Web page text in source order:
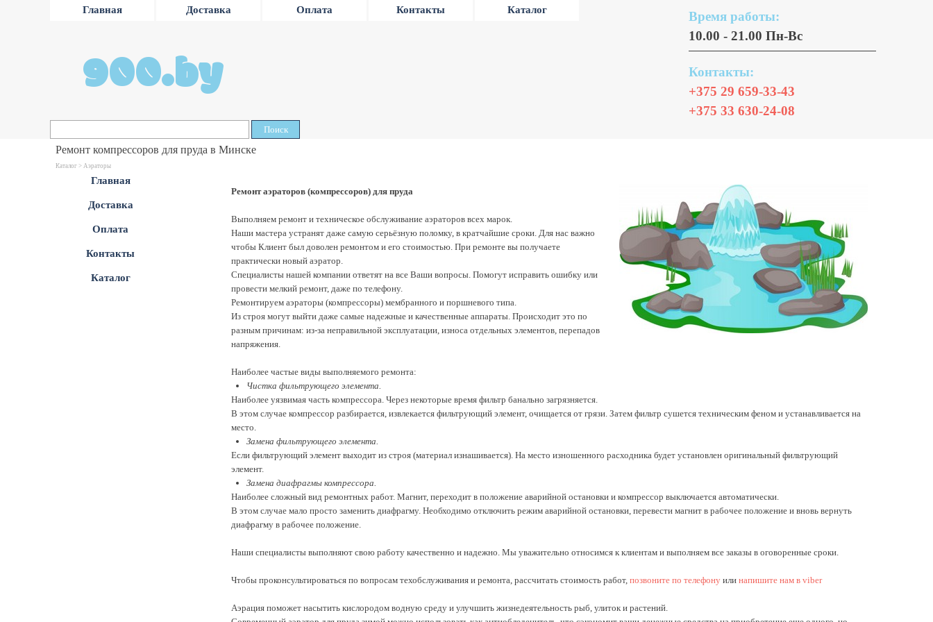
Время работы:
10.00 - 21.00 Пн-Вс
Контакты:
+375 29 659-33-43
+375 33 630-24-08
Главная Доставка Оплата Контакты Каталог
900.by
Поиск
Ремонт компрессоров для пруда в Минске
Каталог >Аэраторы
Ремонт аэраторов (компрессоров) для пруда
Выполняем ремонт и техническое обслуживание аэраторов всех марок.
Наши мастера устранят даже самую серьёзную поломку, в кратчайшие сроки. Для нас важно
чтобы Клиент был доволен ремонтом и его стоимостью. При ремонте вы получаете
практически новый аэратор.
Специалисты нашей компании ответят на все Ваши вопросы. Помогут исправить ошибку или
провести мелкий ремонт, даже по телефону.
Ремонтируем аэраторы (компрессоры) мембранного и поршневого типа.
Из строя могут выйти даже самые надежные и качественные аппараты. Происходит это по
разным причинам: из-за неправильной эксплуатации, износа отдельных элементов, перепадов
напряжения.
Наиболее частые виды выполняемого ремонта:
Чистка фильтрующего элемента.
Наиболее уязвимая часть компрессора. Через некоторые время фильтр банально загрязняется.
В этом случае компрессор разбирается, извлекается фильтрующий элемент, очищается от грязи. Затем фильтр сушется техническим феном и устанавливается на
место.
Замена фильтрующего элемента.
Если фильтрующий элемент выходит из строя (материал изнашивается).На место изношенного расходника будет установлен оригинальный фильтрующий
элемент.
Замена диафрагмы компрессора.
Наиболее сложный вид ремонтных работ. Магнит, переходит в положение аварийной остановки и компрессор выключается автоматически.
В этом случае мало просто заменить диафрагму. Необходимо отключить режим аварийной остановки, перевести магнит в рабочее положение и вновь вернуть
диафрагму в рабочее положение.
Наши специалисты выполняют свою работу качественно и надежно. Мы уважительно относимся к клиентам и выполняем все заказы в оговоренные сроки.
Чтобы проконсультироваться по вопросам техобслуживания и ремонта, рассчитать стоимость работ,позвоните по телефону илинапишите нам в viber
Аэрация поможет насытить кислородом водную среду и улучшить жизнедеятельность рыб, улиток и растений.
Главная
Доставка
Оплата
Контакты
Каталог